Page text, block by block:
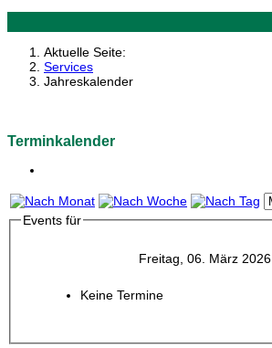
Aktuelle Seite:
Services
Jahreskalender
Terminkalender
Events für
Freitag, 06. März 2026
Keine Termine